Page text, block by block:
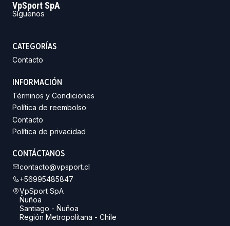
VpSport SpA
Síguenos
CATEGORÍAS
Contacto
INFORMACIÓN
Términos y Condiciones
Política de reembolso
Contacto
Política de privacidad
CONTÁCTANOS
contacto@vpsport.cl
+56995485847
VpSport SpA
Ñuñoa
Santiago - Ñuñoa
Región Metropolitana - Chile